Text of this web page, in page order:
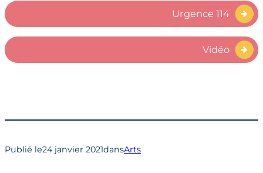
Urgence 114
Vidéo
Publié le24 janvier 2021dansArts